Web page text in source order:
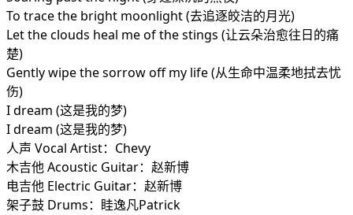
To trace the bright moonlight (去追逐皎洁的月光)
Let the clouds heal me of the stings (让云朵治愈往日的痛
楚)
Gently wipe the sorrow off my life (从生命中温柔地拭去忧
伤)
I dream (这是我的梦)
I dream (这是我的梦)
人声 Vocal Artist：Chevy
木吉他 Acoustic Guitar：赵新博
电吉他 Electric Guitar：赵新博
架子鼓 Drums：眭逸凡Patrick